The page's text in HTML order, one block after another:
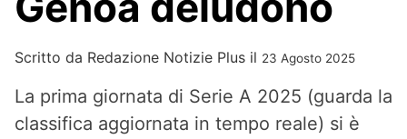
Scritto da Redazione Notizie Plus il 23 Agosto 2025
La prima giornata di Serie A 2025 (guarda la
classifica aggiornata in tempo reale) si è